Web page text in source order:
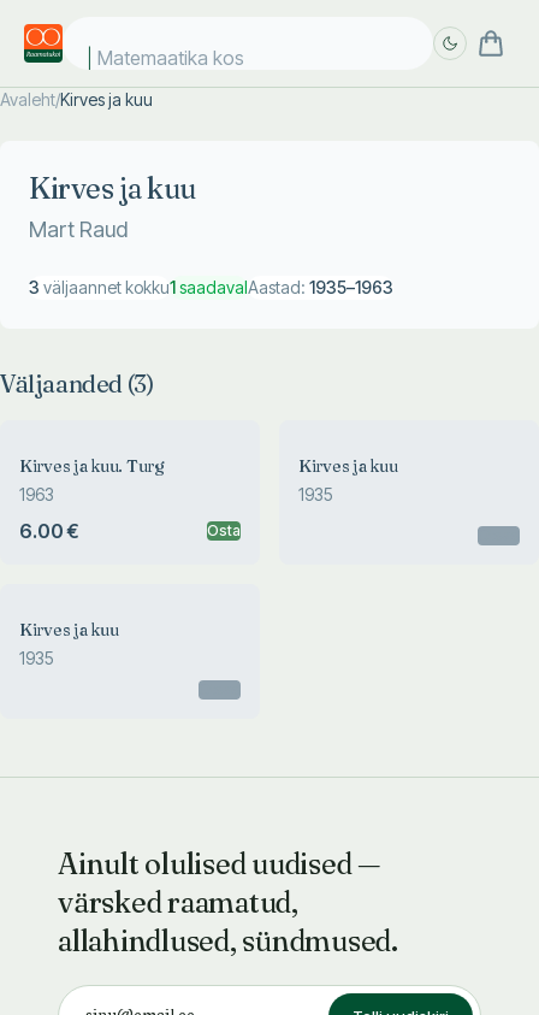
Matemaatika kosmo
Avaleht/Kirves ja kuu
Kirves ja kuu
Mart Raud
3 väljaannet kokku1saadavalAastad: 1935–1963
Väljaanded (3)
Kirves ja kuu. Turg
1963
6.00 € Osta
Kirves ja kuu
1935
Kirves ja kuu
1935
Ainult olulised uudised —
värsked raamatud,
allahindlused, sündmused.